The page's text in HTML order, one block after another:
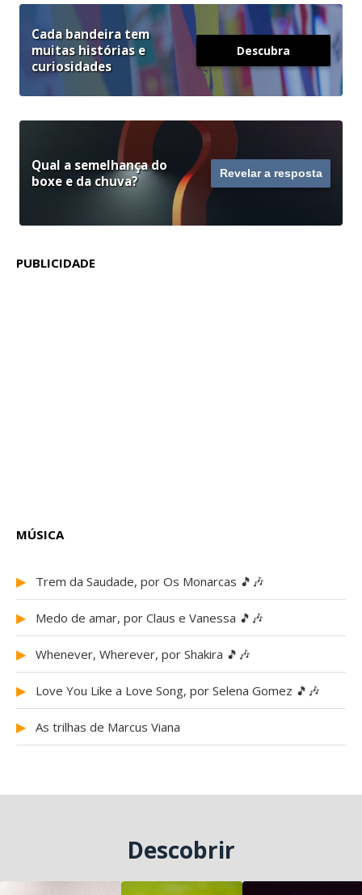
Cada bandeira tem
muitas histórias e
curiosidades
Descubra
Qual a semelhança do
boxe e da chuva?
Revelar a resposta
PUBLICIDADE
MÚSICA
▶ Trem da Saudade, por Os Monarcas 🎵🎶
▶ Medo de amar, por Claus e Vanessa 🎵🎶
▶ Whenever, Wherever, por Shakira 🎵🎶
▶ Love You Like a Love Song, por Selena Gomez 🎵🎶
▶ As trilhas de Marcus Viana
Descobrir